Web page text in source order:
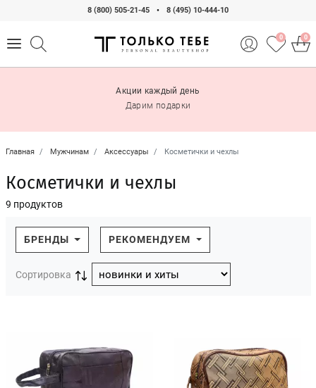
8 (800) 505-21-45 • 8 (495) 10-444-10
0 0
Акции каждый день
Дарим подарки
Главная Мужчинам Аксессуары Косметички и чехлы
Косметички и чехлы
9 продуктов
БРЕНДЫ РЕКОМЕНДУЕМ
Сортировка